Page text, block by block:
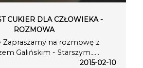
CUKIER DLA CZŁOWIEKA -
ROZMOWA
Zapraszamy na rozmowę z
Galińskim - Starszym…...
2015-02-10